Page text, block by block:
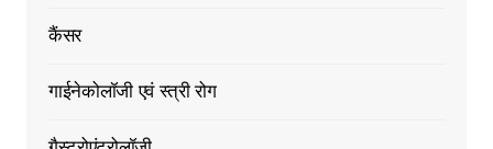
कैंसर
गाईनेकोलॉजी एवं स्त्री रोग